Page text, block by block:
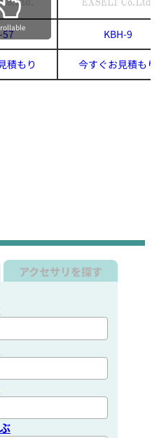
57 KBH-9
積もり 今すぐお見積もり
アクセサリを探す